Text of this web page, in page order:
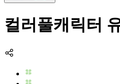
컬러풀캐릭터